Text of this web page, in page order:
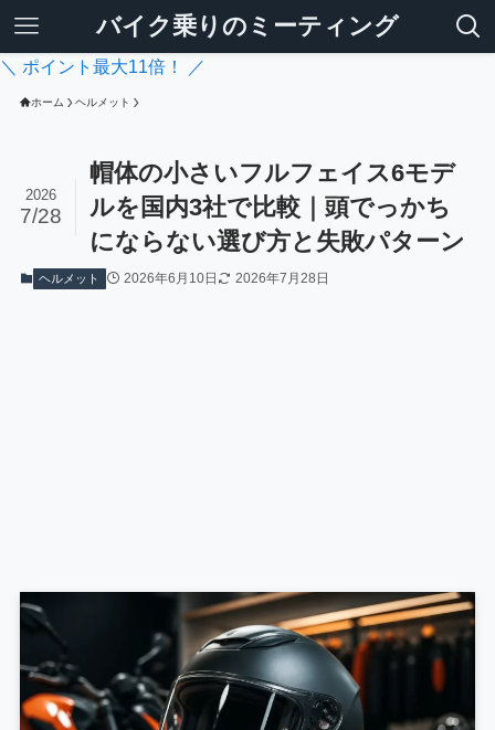
バイク乗りのミーティング
＼ ポイント最大11倍！ ／
ホーム ヘルメット
帽体の小さいフルフェイス6モデ
ルを国内3社で比較｜頭でっかち
にならない選び方と失敗パターン
2026
7/28
ヘルメット 2026年6月10日 2026年7月28日